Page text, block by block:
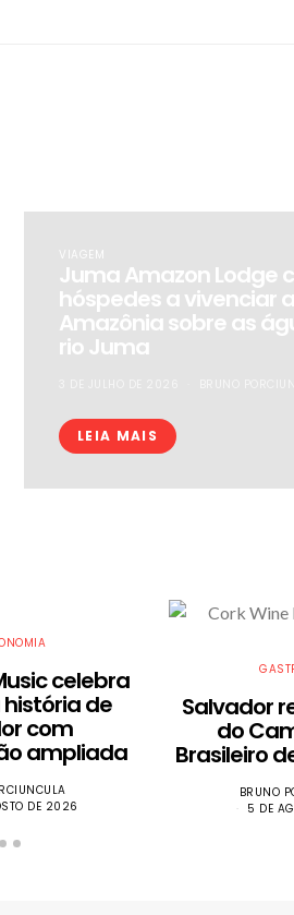
VIAGEM
Juma Amazon Lodge
hóspedes a vivenciar a
Amazônia sobre as
rio Juma
LEIA MAIS
celebra
história de
com
ampliada
DE 2026
​Salvador
do
Brasileiro
BRUNO
5 DE